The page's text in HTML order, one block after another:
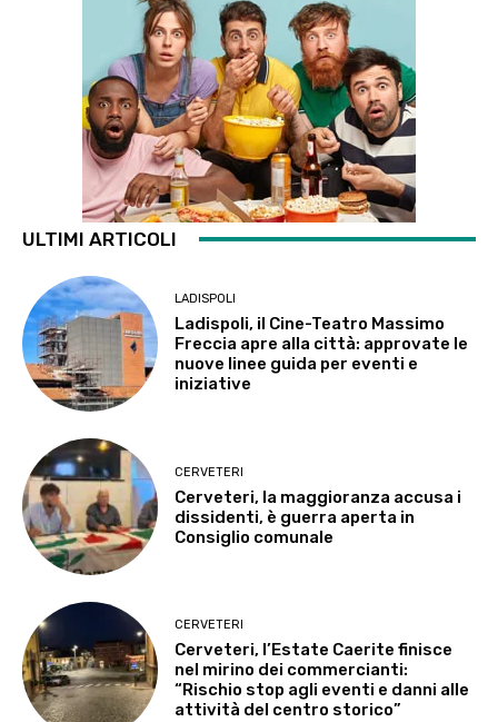
ULTIMI ARTICOLI
LADISPOLI
Ladispoli, il Cine-Teatro Massimo
Freccia apre alla città: approvate le
nuove linee guida per eventi e
iniziative
CERVETERI
Cerveteri, la maggioranza accusa i
dissidenti, è guerra aperta in
Consiglio comunale
CERVETERI
Cerveteri, l’Estate Caerite finisce
nel mirino dei commercianti:
“Rischio stop agli eventi e danni alle
attività del centro storico”